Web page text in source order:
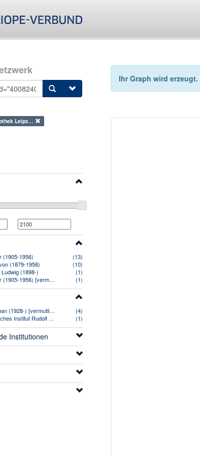
Leipz…
(1905-1956)
(13)
(1879-1958)
(10)
(1898-)
(1)
Kahn, Erich Itor (1905-1956) [vermutlich]
(1)
Sekretariat Laban (1928-) [vermutlich]
(4)
Choreographisches Institut Rudolf von Laban (1926-)
(1)
Institutionen
Ihr Graph wird erzeugt.